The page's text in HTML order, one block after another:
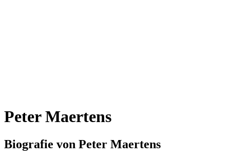
Peter Maertens
Biografie von Peter Maertens